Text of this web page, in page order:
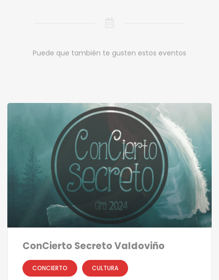
Puede que también te gusten estos eventos
ConCierto Secreto Valdoviño
CONCIERTO CULTURA